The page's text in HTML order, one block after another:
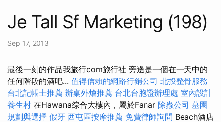
Je Tall Sf Marketing (198)
Sep 17, 2013
最後一刻的作品我旅行com旅行社 旁邊是一個在一天中的
任何階段的酒吧... 值得信賴的網路行銷公司 北投整骨服務
台北記帳士推薦 辦桌外燴推薦 台北台胞證辦理處 室內設計
養生村 在Hawana綜合大樓內，屬於Fanar 除蟲公司 墓園
規劃與選擇 假牙 西屯區按摩推薦 免費律師詢問 Beach酒店